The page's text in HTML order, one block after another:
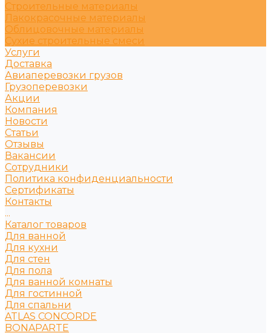
Строительные материалы
Лакокрасочные материалы
Облицовочные материалы
Сухие строительные смеси
Услуги
Доставка
Авиаперевозки грузов
Грузоперевозки
Акции
Компания
Новости
Статьи
Отзывы
Вакансии
Сотрудники
Политика конфиденциальности
Сертификаты
Контакты
...
Каталог товаров
Для ванной
Для кухни
Для стен
Для пола
Для ванной комнаты
Для гостинной
Для спальни
ATLAS CONCORDE
BONAPARTE